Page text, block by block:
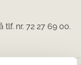
nr. 72 27 69 00.